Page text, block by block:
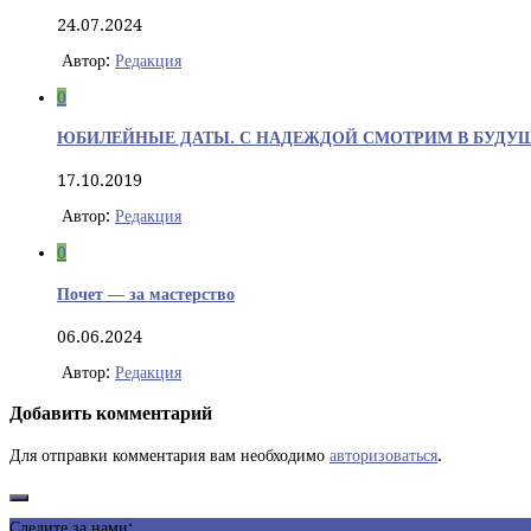
24.07.2024
Автор: Редакция
0
ЮБИЛЕЙНЫЕ ДАТЫ. С НАДЕЖДОЙ СМОТРИМ В
17.10.2019
Автор: Редакция
0
Почет — за мастерство
06.06.2024
Автор: Редакция
Добавить комментарий
Для отправки комментария вам необходимо авторизоваться.